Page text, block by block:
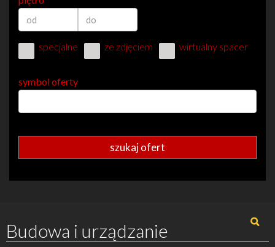
specjalne ze zdjęciem wirtualny spacer
symbol oferty
szukaj ofert
Budowa i urządzanie